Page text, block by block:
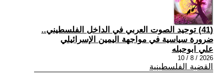
(41) توحيد الصوت العربي في الداخل الفلسطيني..
ضرورة سياسية في مواجهة اليمين الإسرائيلي
علي ابوحبله
2026 / 8 / 10
القضية الفلسطينية